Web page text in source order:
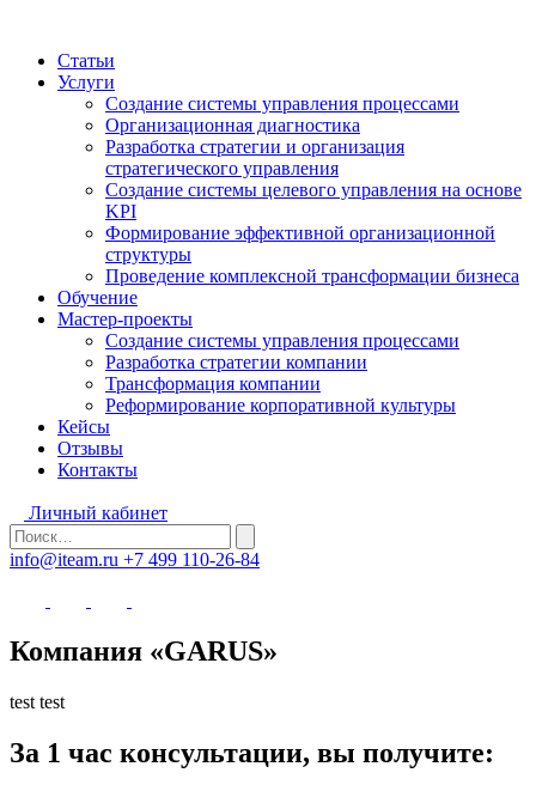
Статьи
Услуги
Создание системы управления процессами
Организационная диагностика
Разработка стратегии и организация
стратегического управления
Создание системы целевого управления на основе
KPI
Формирование эффективной организационной
структуры
Проведение комплексной трансформации бизнеса
Обучение
Мастер-проекты
Создание системы управления процессами
Разработка стратегии компании
Трансформация компании
Реформирование корпоративной культуры
Кейсы
Отзывы
Контакты
Личный кабинет
info@iteam.ru +7 499 110-26-84
Компания «GARUS»
test test
За 1 час консультации, вы получите: